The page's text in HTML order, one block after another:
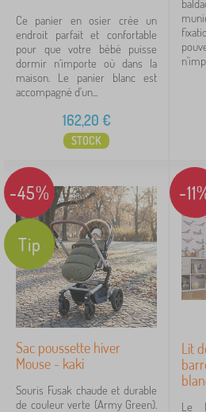
Ce panier en osier crée un
endroit parfait et confortable
pour que votre bébé puisse
dormir n'importe où dans la
maison. Le panier blanc est
accompagné d'un...
162,20 €
STOCK
-45%
Tip
Sac poussette hiver
Mouse - kaki
Souris Fusak chaude et durable
de couleur verte (Army Green).
-
Lit
Le